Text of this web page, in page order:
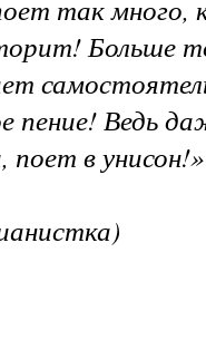
так много,
Больше
пение! Ведь
поет в унисон!»